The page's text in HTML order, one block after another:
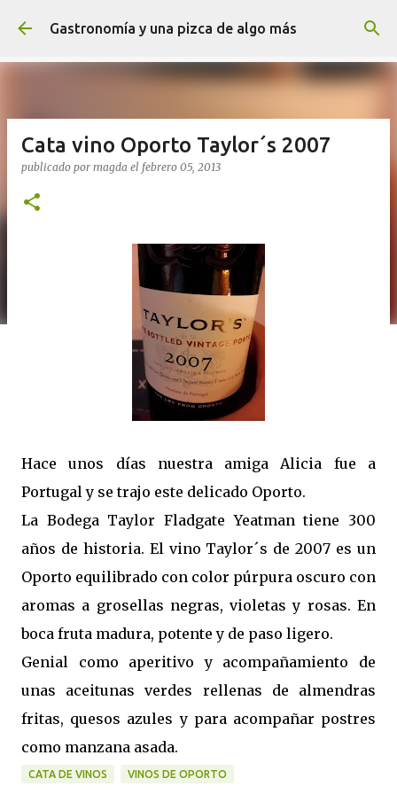
Ir al contenido principal
Gastronomía y una pizca de algo más
Cata vino Oporto Taylor´s 2007
publicado por magda el febrero 05, 2013
Hace unos días nuestra amiga Alicia fue a
Portugal y se trajo este delicado Oporto.
La Bodega Taylor Fladgate Yeatman tiene 300
años de historia. El vino Taylor´s de 2007 es un
Oporto equilibrado con color púrpura oscuro con
aromas a grosellas negras, violetas y rosas. En
boca fruta madura, potente y de paso ligero.
Genial como aperitivo y acompañamiento de
unas aceitunas verdes rellenas de almendras
fritas, quesos azules y para acompañar postres
como manzana asada.
CATA DE VINOS VINOS DE OPORTO